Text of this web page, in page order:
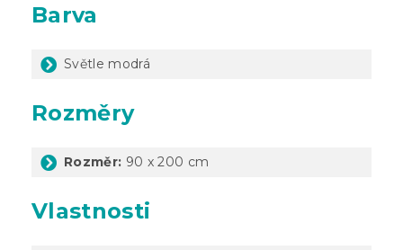
Barva
Světle modrá
Rozměry
Rozměr: 90 x 200 cm
Vlastnosti